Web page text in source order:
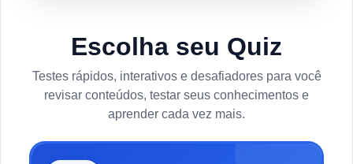
Escolha seu Quiz
Testes rápidos, interativos e desafiadores para você
revisar conteúdos, testar seus conhecimentos e
aprender cada vez mais.